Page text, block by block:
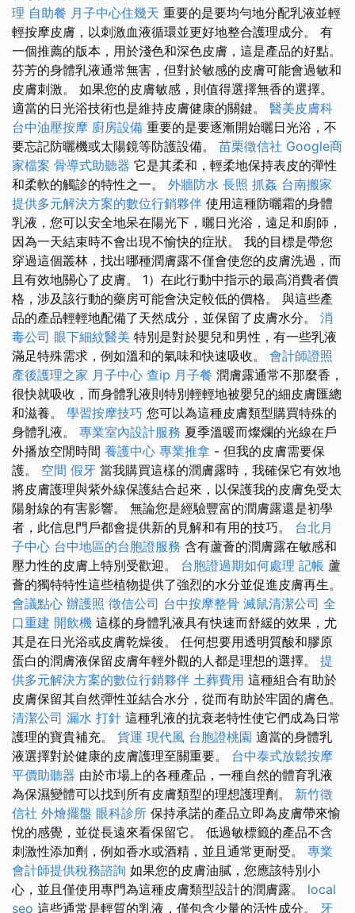
理 自助餐 月子中心住幾天 重要的是要均勻地分配乳液並輕
輕按摩皮膚，以刺激血液循環並更好地整合護理成分。 有
一個推薦的版本，用於淺色和深色皮膚，這是產品的好點。
芬芳的身體乳液通常無害，但對於敏感的皮膚可能會過敏和
皮膚刺激。 如果您的皮膚敏感，則值得選擇無香的選擇。
適當的日光浴技術也是維持皮膚健康的關鍵。 醫美皮膚科
台中油壓按摩 廚房設備 重要的是要逐漸開始曬日光浴，不
要忘記防曬機或太陽鏡等防護設備。 苗栗徵信社 Google商
家檔案 骨導式助聽器 它是其柔和，輕柔地保持表皮的彈性
和柔軟的觸診的特性之一。 外牆防水 長照 抓姦 台南搬家
提供多元解決方案的數位行銷夥伴 使用這種防曬霜的身體
乳液，您可以安全地呆在陽光下，曬日光浴，遠足和廚師，
因為一天結束時不會出現不愉快的症狀。 我的目標是帶您
穿過這個叢林，找出哪種潤膚露不僅會使您的皮膚洗過，而
且有效地關心了皮膚。 1）在此行動中指示的最高消費者價
格，涉及該行動的藥房可能會決定較低的價格。 與這些產
品的產品輕輕地配備了天然成分，並保留了皮膚水分。 消
毒公司 眼下細紋醫美 特別是對於嬰兒和男性，有一些乳液
滿足特殊需求，例如溫和的氣味和快速吸收。 會計師證照
產後護理之家 月子中心 查ip 月子餐 潤膚露通常不那麼香，
很快就吸收，而身體乳液則特別輕輕地被嬰兒的細皮膚匯總
和滋養。 學習按摩技巧 您可以為這種皮膚類型購買特殊的
身體乳液。 專業室內設計服務 夏季溫暖而燦爛的光線在戶
外播放空閒時間 養護中心 專業推拿 - 但我的皮膚需要保
護。 空間 假牙 當我購買這樣的潤膚露時，我確保它有效地
將皮膚護理與紫外線保護結合起來，以保護我的皮膚免受太
陽射線的有害影響。 無論您是經驗豐富的潤膚露還是初學
者，此信息門戶都會提供新的見解和有用的技巧。 台北月
子中心 台中地區的台胞證服務 含有蘆薈的潤膚露在敏感和
壓力性的皮膚上特別受歡迎。 台胞證過期如何處理 記帳 蘆
薈的獨特特性這些植物提供了強烈的水分並促進皮膚再生。
會議點心 辦護照 徵信公司 台中按摩整骨 滅鼠清潔公司 全
口重建 開飲機 這樣的身體乳液具有快速而舒緩的效果，尤
其是在日光浴或皮膚乾燥後。 任何想要用透明質酸和膠原
蛋白的潤膚液保留皮膚年輕外觀的人都是理想的選擇。 提
供多元解決方案的數位行銷夥伴 土葬費用 這種組合有助於
皮膚保留其自然彈性並結合水分，從而有助於牢固的膚色。
清潔公司 漏水 打針 這種乳液的抗衰老特性使它們成為日常
護理的寶貴補充。 貨運 現代風 台胞證桃園 適當的身體乳
液選擇對於健康的皮膚護理至關重要。 台中泰式放鬆按摩
平價助聽器 由於市場上的各種產品，一種自然的體育乳液
為保濕變體可以找到所有皮膚類型的理想護理劑。 新竹徵
信社 外燴擺盤 眼科診所 保持承諾的產品立即為皮膚帶來愉
悅的感覺，並從長遠來看保留它。 低過敏標籤的產品不含
刺激性添加劑，例如香水或酒精，並且通常更耐受。 專業
會計師提供稅務諮詢 如果您的皮膚油膩，您應該特別小
心，並且僅使用專門為這種皮膚類型設計的潤膚露。 local
seo 這些通常是輕質的乳液，僅包含少量的活性成分。 牙